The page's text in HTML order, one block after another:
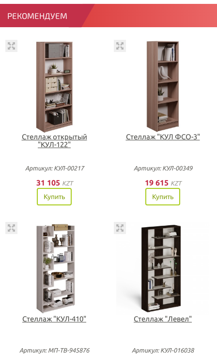
РЕКОМЕНДУЕМ
Стеллаж открытый
"КУЛ-122"
Артикул: КУЛ-00217
31 105 KZT
Купить
Стеллаж "КУЛ ФСО-3"
Артикул: КУЛ-00349
19 615 KZT
Купить
Стеллаж "КУЛ-410"
Артикул: МП-ТВ-945876
Стеллаж "Левел"
Артикул: КУЛ-016038